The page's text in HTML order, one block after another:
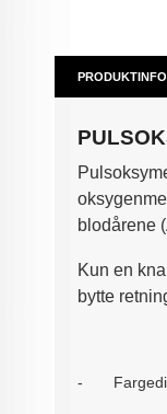
PRODUKTINFO
blodårene
Kun en
bytte
-